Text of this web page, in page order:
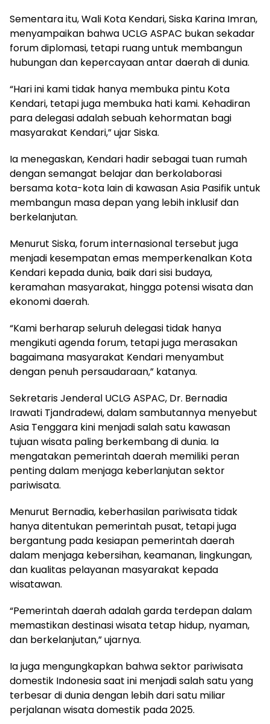
Sementara itu, Wali Kota Kendari, Siska Karina Imran,
menyampaikan bahwa UCLG ASPAC bukan sekadar
forum diplomasi, tetapi ruang untuk membangun
hubungan dan kepercayaan antar daerah di dunia.
“Hari ini kami tidak hanya membuka pintu Kota
Kendari, tetapi juga membuka hati kami. Kehadiran
para delegasi adalah sebuah kehormatan bagi
masyarakat Kendari,” ujar Siska.
Ia menegaskan, Kendari hadir sebagai tuan rumah
dengan semangat belajar dan berkolaborasi
bersama kota-kota lain di kawasan Asia Pasifik untuk
membangun masa depan yang lebih inklusif dan
berkelanjutan.
Menurut Siska, forum internasional tersebut juga
menjadi kesempatan emas memperkenalkan Kota
Kendari kepada dunia, baik dari sisi budaya,
keramahan masyarakat, hingga potensi wisata dan
ekonomi daerah.
“Kami berharap seluruh delegasi tidak hanya
mengikuti agenda forum, tetapi juga merasakan
bagaimana masyarakat Kendari menyambut
dengan penuh persaudaraan,” katanya.
Sekretaris Jenderal UCLG ASPAC, Dr. Bernadia
Irawati Tjandradewi, dalam sambutannya menyebut
Asia Tenggara kini menjadi salah satu kawasan
tujuan wisata paling berkembang di dunia. Ia
mengatakan pemerintah daerah memiliki peran
penting dalam menjaga keberlanjutan sektor
pariwisata.
Menurut Bernadia, keberhasilan pariwisata tidak
hanya ditentukan pemerintah pusat, tetapi juga
bergantung pada kesiapan pemerintah daerah
dalam menjaga kebersihan, keamanan, lingkungan,
dan kualitas pelayanan masyarakat kepada
wisatawan.
“Pemerintah daerah adalah garda terdepan dalam
memastikan destinasi wisata tetap hidup, nyaman,
dan berkelanjutan,” ujarnya.
Ia juga mengungkapkan bahwa sektor pariwisata
domestik Indonesia saat ini menjadi salah satu yang
terbesar di dunia dengan lebih dari satu miliar
perjalanan wisata domestik pada 2025.